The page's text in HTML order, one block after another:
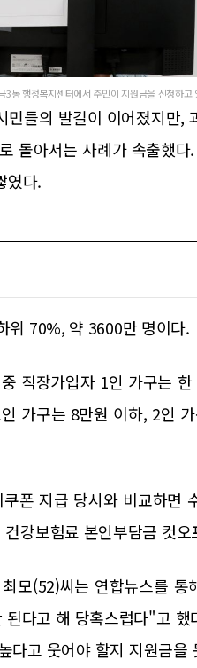
동 행정복지센터에서 주민이 지원금을 신청하고
들의 발길이 이어졌지만,
돌아서는 사례가 속출했
였다.
위 70%, 약 3600만 명이다.
직장가입자 1인 가구는
가구는 8만원 이하, 2인
폰 지급 당시와 비교하면
강보험료 본인부담금 컷오
모(52)씨는 연합뉴스를
다고 해 당혹스럽다"고
다고 웃어야 할지 지원금